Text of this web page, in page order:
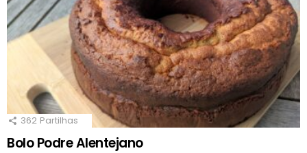
362 Partilhas
Bolo Podre Alentejano